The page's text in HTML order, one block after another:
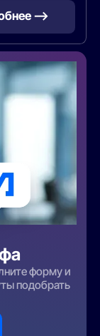
—>
форму и
подобрать